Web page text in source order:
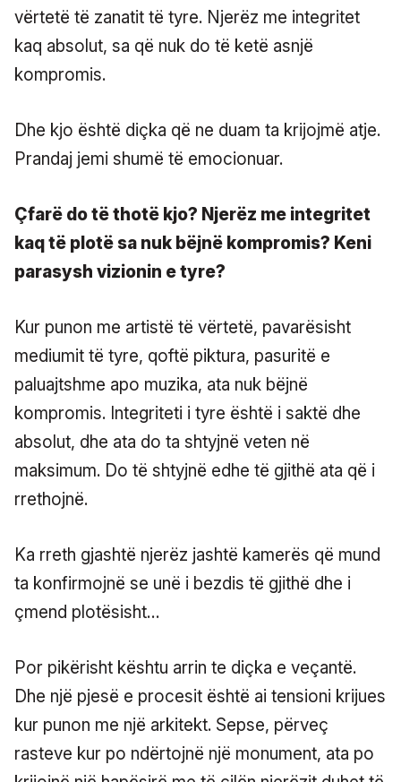
vërtetë të zanatit të tyre. Njerëz me integritet
kaq absolut, sa që nuk do të ketë asnjë
kompromis.
Dhe kjo është diçka që ne duam ta krijojmë atje.
Prandaj jemi shumë të emocionuar.
Çfarë do të thotë kjo? Njerëz me integritet
kaq të plotë sa nuk bëjnë kompromis? Keni
parasysh vizionin e tyre?
Kur punon me artistë të vërtetë, pavarësisht
mediumit të tyre, qoftë piktura, pasuritë e
paluajtshme apo muzika, ata nuk bëjnë
kompromis. Integriteti i tyre është i saktë dhe
absolut, dhe ata do ta shtyjnë veten në
maksimum. Do të shtyjnë edhe të gjithë ata që i
rrethojnë.
Ka rreth gjashtë njerëz jashtë kamerës që mund
ta konfirmojnë se unë i bezdis të gjithë dhe i
çmend plotësisht…
Por pikërisht kështu arrin te diçka e veçantë.
Dhe një pjesë e procesit është ai tensioni krijues
kur punon me një arkitekt. Sepse, përveç
rasteve kur po ndërtojnë një monument, ata po